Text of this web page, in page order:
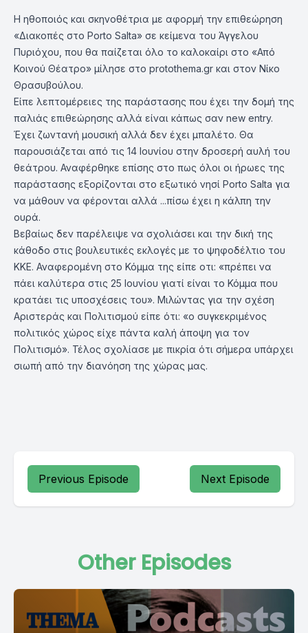
Η ηθοποιός και σκηνοθέτρια με αφορμή την επιθεώρηση
«Διακοπές στο Porto Salta» σε κείμενα του Άγγελου
Πυριόχου, που θα παίζεται όλο το καλοκαίρι στο «Από
Κοινού Θέατρο» μίλησε στο protothema.gr και στον Νίκο
Θρασυβούλου.
Είπε λεπτομέρειες της παράστασης που έχει την δομή της
παλιάς επιθεώρησης αλλά είναι κάπως σαν new entry.
Έχει ζωντανή μουσική αλλά δεν έχει μπαλέτο. Θα
παρουσιάζεται από τις 14 Ιουνίου στην δροσερή αυλή του
θεάτρου. Αναφέρθηκε επίσης στο πως όλοι οι ήρωες της
παράστασης εξορίζονται στο εξωτικό νησί Porto Salta για
να μάθουν να φέρονται αλλά ...πίσω έχει η κάλπη την
ουρά.
Βεβαίως δεν παρέλειψε να σχολιάσει και την δική της
κάθοδο στις βουλευτικές εκλογές με το ψηφοδέλτιο του
ΚΚΕ. Αναφερομένη στο Κόμμα της είπε οτι: «πρέπει να
πάει καλύτερα στις 25 Ιουνίου γιατί είναι το Κόμμα που
κρατάει τις υποσχέσεις του». Μιλώντας για την σχέση
Αριστεράς και Πολιτισμού είπε ότι: «ο συγκεκριμένος
πολιτικός χώρος είχε πάντα καλή άποψη για τον
Πολιτισμό». Τέλος σχολίασε με πικρία ότι σήμερα υπάρχει
σιωπή από την διανόηση της χώρας μας.
Previous Episode Next Episode
Other Episodes